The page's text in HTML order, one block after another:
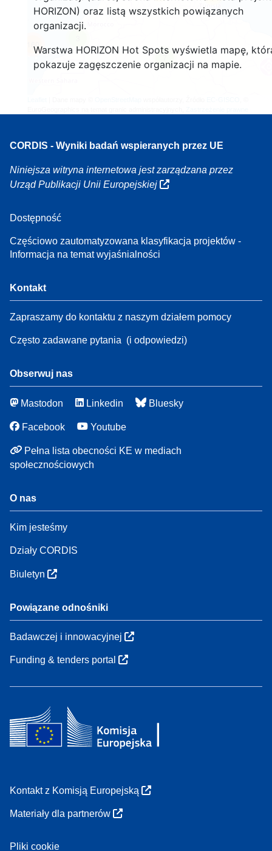
HORIZON) oraz listą wszystkich powiązanych
organizacji.
Warstwa HORIZON Hot Spots wyświetla mapę,
pokazuje zagęszczenie organizacji na mapie.
160
7
CORDIS - Wyniki badań wspieranych przez UE
Niniejsza witryna internetowa jest zarządzana przez
Urząd Publikacji Unii Europejskiej
Dostępność
Częściowo zautomatyzowana klasyfikacja projektów -
Informacja na temat wyjaśnialności
Kontakt
Zapraszamy do kontaktu z naszym działem pomocy
Często zadawane pytania (i odpowiedzi)
Obserwuj nas
Mastodon Linkedin Bluesky
Facebook Youtube
Pełna lista obecności KE w mediach
społecznościowych
O nas
Kim jesteśmy
Działy CORDIS
Biuletyn
Powiązane odnośniki
Badawczej i innowacyjnej
Funding & tenders portal
Kontakt z Komisją Europejską
Materiały dla partnerów
Pliki cookie